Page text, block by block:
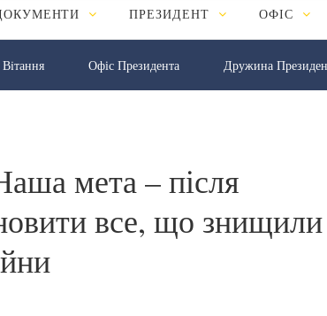
ПРЕЗИДЕНТ ОФІС
Вiтання Офіс Президента Дружина
мета – після
все, що знищили